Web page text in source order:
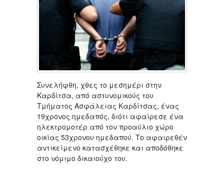
Συνελήφθη, χθες το μεσημέρι στην
Καρδίτσα, από αστυνομικούς του
Τμήματος Ασφάλειας Καρδίτσας, ένας
19χρονος ημεδαπός, διότι αφαίρεσε ένα
ηλεκτρομοτέρ από τον προαύλιο χώρο
οικίας 53χρονου ημεδαπού. Το αφαιρεθέν
αντικείμενο κατασχέθηκε και αποδόθηκε
στο νόμιμο δικαιούχο του.